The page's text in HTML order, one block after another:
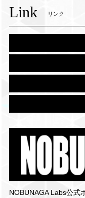
Link リンク
NOBUNAGA Labs公式